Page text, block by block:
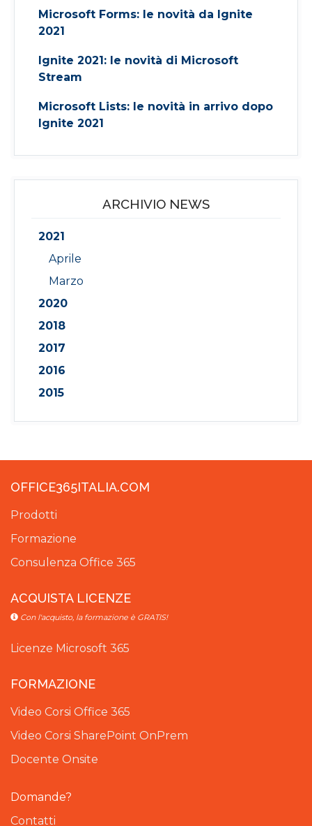
Microsoft Forms: le novità da Ignite
2021
Ignite 2021: le novità di Microsoft
Stream
Microsoft Lists: le novità in arrivo dopo
Ignite 2021
ARCHIVIO NEWS
2021
Aprile
Marzo
2020
2018
2017
2016
2015
OFFICE365ITALIA.COM
Prodotti
Formazione
Consulenza Office 365
ACQUISTA LICENZE
Con l'acquisto, la formazione è GRATIS!
Licenze Microsoft 365
FORMAZIONE
Video Corsi Office 365
Video Corsi SharePoint OnPrem
Docente Onsite
Domande?
Contatti